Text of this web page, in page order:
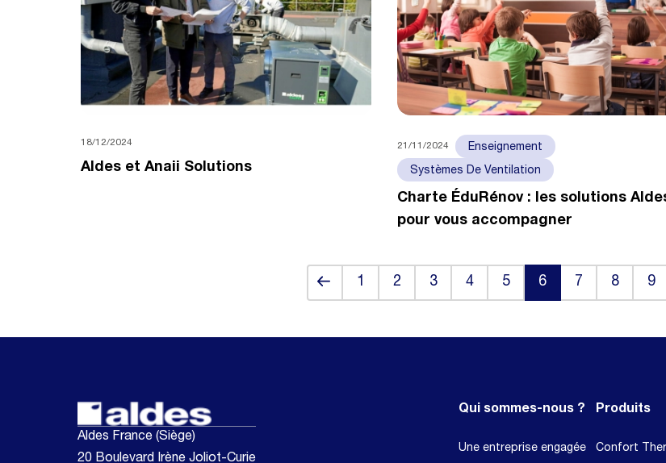
18/12/2024
Aldes et Anaii Solutions
21/11/2024 Enseignement
Systèmes De Ventilation
Charte ÉduRénov : les solutions
pour vous accompagner
Back 1 2 3 4 5 6 7 8 9
Aldes France (Siège)
20 Boulevard Irène Joliot-Curie
Qui sommes-nous ?
Une entreprise engagée
Produits
Confort